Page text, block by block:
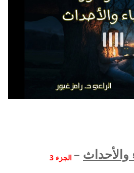
والأحداث – الجزء 3